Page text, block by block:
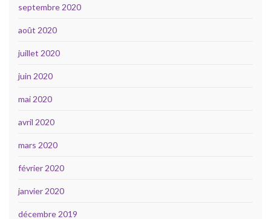
septembre 2020
août 2020
juillet 2020
juin 2020
mai 2020
avril 2020
mars 2020
février 2020
janvier 2020
décembre 2019